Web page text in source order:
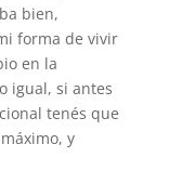
bien,
forma de vivir
en la
igual, si antes
tenés que
y